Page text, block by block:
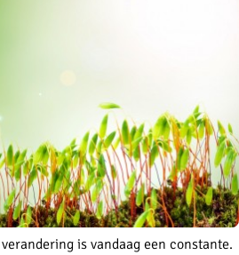
is vandaag een constante.